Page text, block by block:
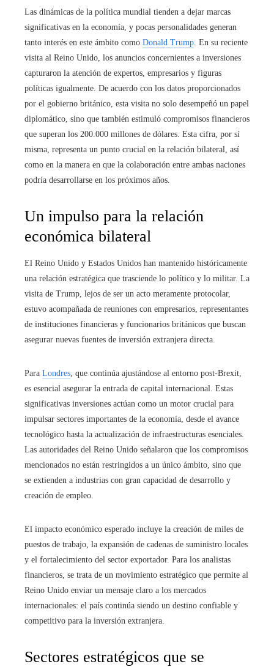
Las dinámicas de la política mundial tienden a dejar marcas
significativas en la economía, y pocas personalidades generan
tanto interés en este ámbito como Donald Trump. En su reciente
visita al Reino Unido, los anuncios concernientes a inversiones
capturaron la atención de expertos, empresarios y figuras
políticas igualmente. De acuerdo con los datos proporcionados
por el gobierno británico, esta visita no solo desempeñó un papel
diplomático, sino que también estimuló compromisos financieros
que superan los 200.000 millones de dólares. Esta cifra, por sí
misma, representa un punto crucial en la relación bilateral, así
como en la manera en que la colaboración entre ambas naciones
podría desarrollarse en los próximos años.
Un impulso para la relación
económica bilateral
El Reino Unido y Estados Unidos han mantenido históricamente
una relación estratégica que trasciende lo político y lo militar. La
visita de Trump, lejos de ser un acto meramente protocolar,
estuvo acompañada de reuniones con empresarios, representantes
de instituciones financieras y funcionarios británicos que buscan
asegurar nuevas fuentes de inversión extranjera directa.
Para Londres, que continúa ajustándose al entorno post-Brexit,
es esencial asegurar la entrada de capital internacional. Estas
significativas inversiones actúan como un motor crucial para
impulsar sectores importantes de la economía, desde el avance
tecnológico hasta la actualización de infraestructuras esenciales.
Las autoridades del Reino Unido señalaron que los compromisos
mencionados no están restringidos a un único ámbito, sino que
se extienden a industrias con gran capacidad de desarrollo y
creación de empleo.
El impacto económico esperado incluye la creación de miles de
puestos de trabajo, la expansión de cadenas de suministro locales
y el fortalecimiento del sector exportador. Para los analistas
financieros, se trata de un movimiento estratégico que permite al
Reino Unido enviar un mensaje claro a los mercados
internacionales: el país continúa siendo un destino confiable y
competitivo para la inversión extranjera.
Sectores estratégicos que se